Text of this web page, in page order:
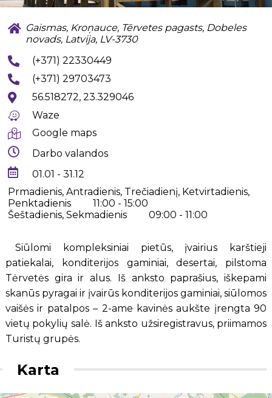
Gaismas, Kroņauce, Tērvetes pagasts, Dobeles
novads, Latvija, LV-3730
(+371) 22330449
(+371) 29703473
56.518272, 23.329046
Waze
Google maps
Darbo valandos
01.01 - 31.12
Prmadienis, Antradienis, Trečiadienį, Ketvirtadienis,
Penktadienis
11:00 - 15:00
Šeštadienis, Sekmadienis
09:00 - 11:00
Siūlomi kompleksiniai pietūs, įvairius karštieji
patiekalai, konditerijos gaminiai, desertai, pilstoma
Tėrvetės gira ir alus. Iš anksto paprašius, iškepami
skanūs pyragai ir įvairūs konditerijos gaminiai, siūlomos
vaišės ir patalpos – 2-ame kavinės aukšte įrengta 90
vietų pokylių salė. Iš anksto užsiregistravus, priimamos
Turistų grupės.
Karta